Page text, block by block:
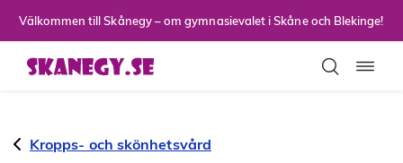
Välkommen till Skånegy – om gymnasievalet i Skåne och Blekinge!
Kropps- och skönhetsvård